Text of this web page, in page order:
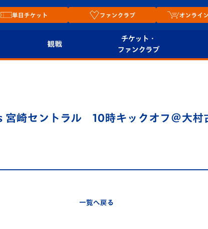
単日チケット ファンクラブ オンライン
観戦
セス
チケット・
ファンクラブ
プレイヤーズスイート
宮崎セントラル 10時キックオフ＠大村
一覧へ戻る